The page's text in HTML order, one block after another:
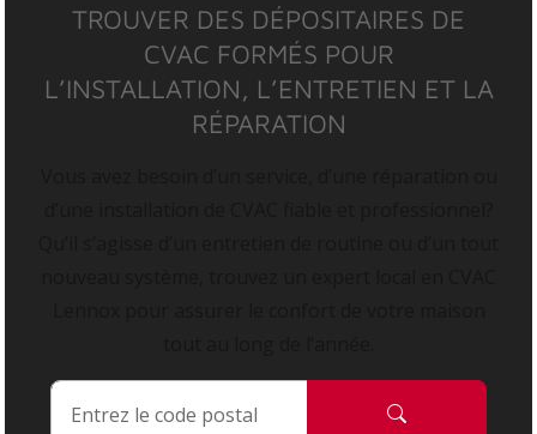
TROUVER DES DÉPOSITAIRES DE
CVAC FORMÉS POUR
L’INSTALLATION, L’ENTRETIEN ET LA
RÉPARATION